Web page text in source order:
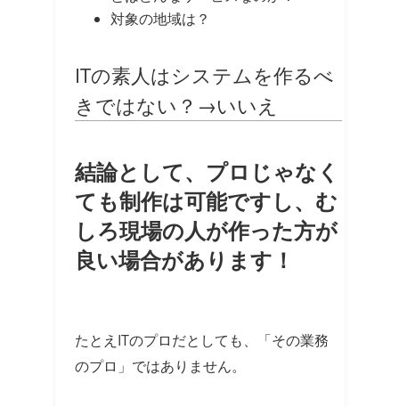
対象の地域は？
ITの素人はシステムを作るべ
きではない？→いいえ
結論として、プロじゃなく
ても制作は可能ですし、む
しろ現場の人が作った方が
良い場合があります！
たとえITのプロだとしても、「その業務
のプロ」ではありません。